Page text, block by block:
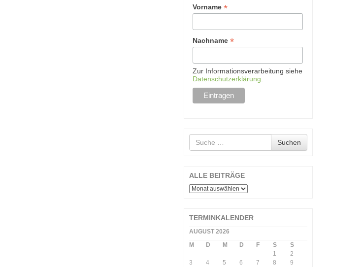
Vorname *
Nachname *
Zur Informationsverarbeitung siehe
Datenschutzerklärung
nach
Suchen
ALLE BEITRÄGE
ALLE
TERMINKALENDER
AUGUST 2026
M
D M D F S
S
1
2
3
4 5 6 7 8
9